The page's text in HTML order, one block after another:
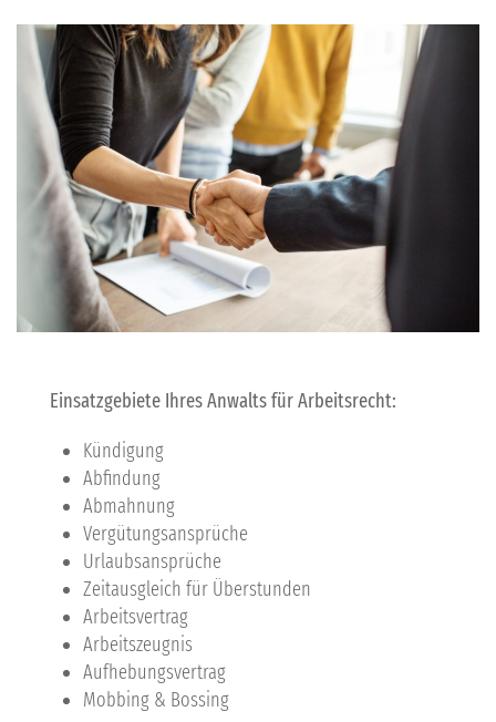
Einsatzgebiete Ihres Anwalts für Arbeitsrecht:
Kündigung
Abfindung
Abmahnung
Vergütungsansprüche
Urlaubsansprüche
Zeitausgleich für Überstunden
Arbeitsvertrag
Arbeitszeugnis
Aufhebungsvertrag
Mobbing & Bossing